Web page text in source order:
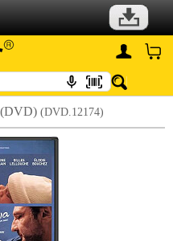
(DVD.12174)